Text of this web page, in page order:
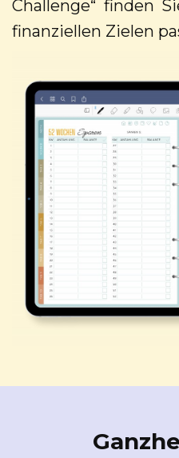
Challenge“ finden
finanziellen Zielen